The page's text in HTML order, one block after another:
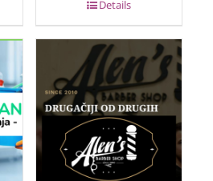
Details